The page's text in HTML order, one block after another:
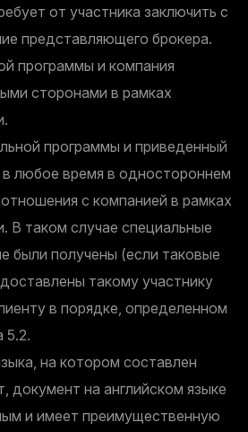
от участника заключить с
представляющего брокера.
программы и компания
сторонами в рамках
программы и приведенный
любое время в одностороннем
с компанией в рамках
В таком случае специальные
были получены (если таковые
такому участнику
в порядке, определенном
5.2.
на котором составлен
документ на английском языке
и имеет преимущественную